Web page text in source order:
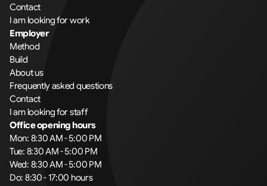
Contact
I am looking for work
Employer
Method
Build
About us
Frequently asked questions
Contact
I am looking for staff
Office opening hours
Mon: 8:30 AM - 5:00 PM
Tue: 8:30 AM - 5:00 PM
Wed: 8:30 AM - 5:00 PM
Do: 8:30 - 17:00 hours